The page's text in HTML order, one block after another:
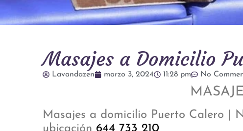
Masajes a Domicilio
Lavandazen marzo 3, 2024 11:28 pm No
Masajes a domicilio Puerto Calero |